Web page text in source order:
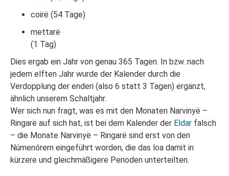
coirë (54 Tage)
mettarë
(1 Tag)
Dies ergab ein Jahr von genau 365 Tagen. In bzw. nach
jedem elften Jahr wurde der Kalender durch die
Verdopplung der enderi (also 6 statt 3 Tagen) ergänzt,
ähnlich unserem Schaltjahr.
Wer sich nun fragt, was es mit den Monaten Narvinyë –
Ringarë auf sich hat, ist bei dem Kalender der Eldar falsch
– die Monate Narvinyë – Ringarë sind erst von den
Númenórern eingeführt worden, die das loa damit in
kürzere und gleichmäßigere Perioden unterteilten.